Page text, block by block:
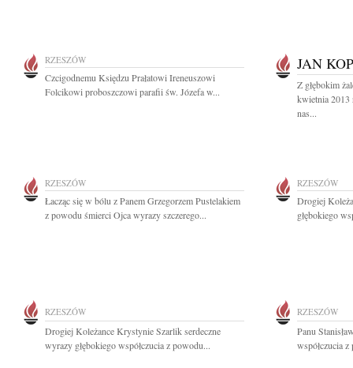
RZESZÓW
Czcigodnemu Księdzu Prałatowi Ireneuszowi
Folcikowi proboszczowi parafii św. Józefa w...
JAN
Z głębokim
kwietnia 2013
nas...
RZESZÓW
Łacząc się w bólu z Panem Grzegorzem Pustelakiem
z powodu śmierci Ojca wyrazy szczerego...
RZESZÓW
Drogiej
głębokiego
RZESZÓW
Drogiej Koleżance Krystynie Szarlik serdeczne
wyrazy głębokiego współczucia z powodu...
RZESZÓW
Panu
współczucia